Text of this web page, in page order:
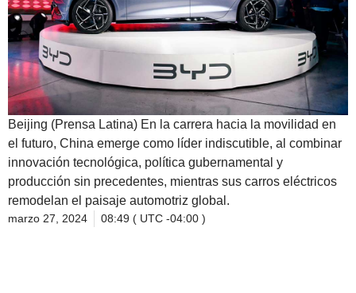
Beijing (Prensa Latina) En la carrera hacia la movilidad en
el futuro, China emerge como líder indiscutible, al combinar
innovación tecnológica, política gubernamental y
producción sin precedentes, mientras sus carros eléctricos
remodelan el paisaje automotriz global.
marzo 27, 2024 08:49 ( UTC -04:00 )